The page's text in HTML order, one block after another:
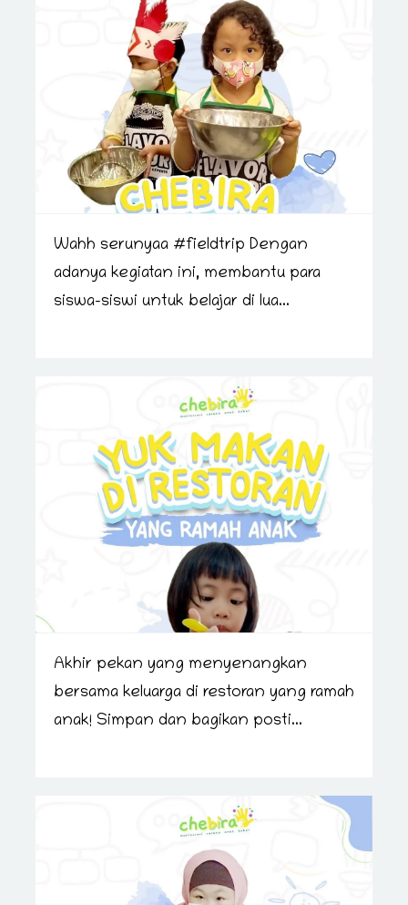
Wahh serunyaa #fieldtrip Dengan
adanya kegiatan ini, membantu para
siswa-siswi untuk belajar di lua...
Akhir pekan yang menyenangkan
bersama keluarga di restoran yang ramah
anak! Simpan dan bagikan posti...